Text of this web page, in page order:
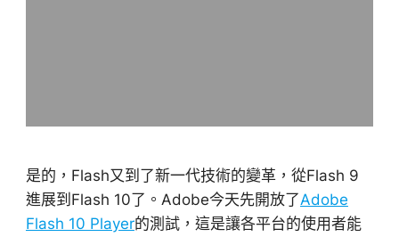
是的，Flash又到了新一代技術的變革，從Flash 9
進展到Flash 10了。Adobe今天先開放了Adobe
Flash 10 Player的測試，這是讓各平台的使用者能